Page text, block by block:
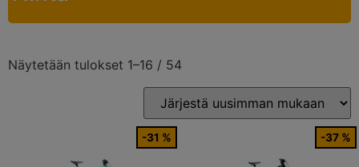
Näytetään tulokset 1–16 / 54
-31 % -37 %